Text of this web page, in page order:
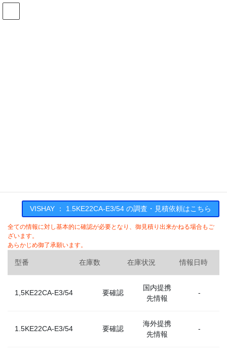
コ
ナ
VISHAY ： 1.5KE22CA-E3/54 の調査・見積依頼はこちら
全ての情報に対し基本的に確認が必要となり、御見積り出来かねる場合もご
ざいます。
あらかじめ御了承願います。
型番 在庫数 在庫状況 情報日時
1,5KE22CA-E3/54 要確認
国内提携
先情報
-
1.5KE22CA-E3/54 要確認
海外提携
先情報
-